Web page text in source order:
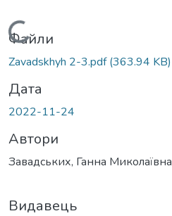
Вантажиться...
Файли
Zavadskhyh 2-3.pdf(363.94 KB)
Дата
2022-11-24
Автори
Завадських, Ганна Миколаївна
Видавець